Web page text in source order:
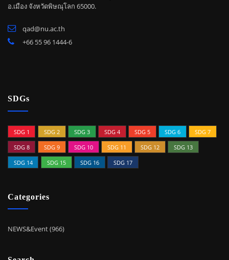
อ.เมือง จังหวัดพิษณุโลก 65000.
qad@nu.ac.th
+66 55 96 1444-6
SDGs
SDG 1 SDG 2 SDG 3 SDG 4 SDG 5 SDG 6
SDG 7
SDG 8
SDG 9 SDG 10 SDG 11 SDG 12
SDG 13
SDG 14
SDG 15 SDG 16 SDG 17
Categories
NEWS&Event (966)